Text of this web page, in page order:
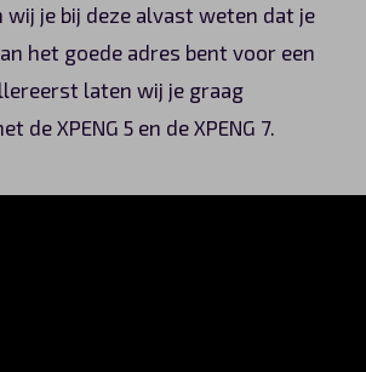
wij je bij deze alvast weten dat je
het goede adres bent voor een
laten wij je graag
de XPENG 5 en de XPENG 7.